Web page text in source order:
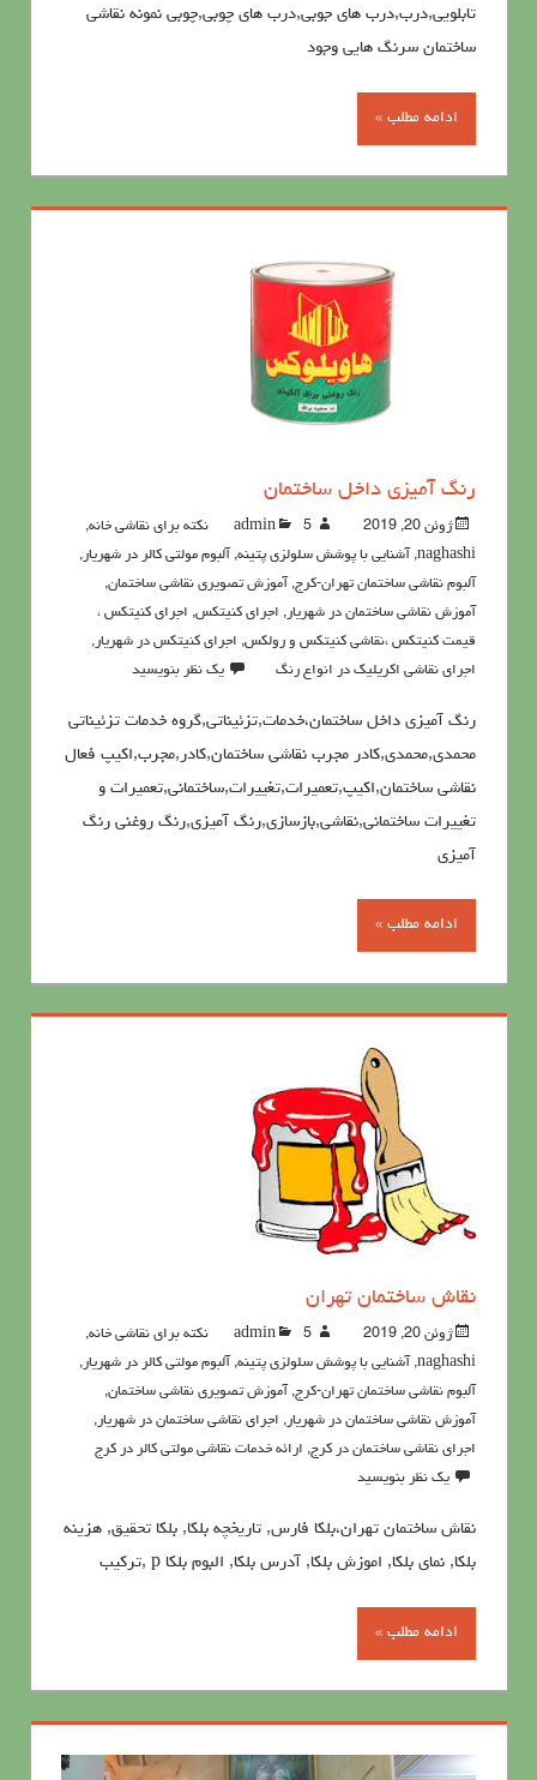
تابلویی,درب,درب های جوبی,درب های چوبی,چوبی نمونه نقاشی
ساختمان سرنگ هایی وجود
ادامه مطلب »
رنگ آمیزی داخل ساختمان
ژوئن 20, 2019 admin 5نکته برای نقاشی خانه
,
naghashi
, آشنايي با پوشش سلولزي پتينه, آلبوم مولتی کالر در شهریار,
آلبوم نقاشی ساختمان تهران-کرج, آموزش تصویری نقاشی ساختمان,
آموزش نقاشی ساختمان در شهریار, اجرای کنیتکس, اجرای کنیتکس ،
قیمت کنیتکس ،نقاشي كنيتكس و رولكس, اجرای کنیتکس در شهریار,
اجرای نقاشی اکریلیک در انواع رنگ
یک نظر بنویسید
رنگ آمیزی داخل ساختمان،خدمات,تزئیناتی,گروه خدمات تزئیناتی
محمدی,محمدی,کادر مجرب نقاشی ساختمان,کادر,مجرب,اکیپ فعال
نقاشی ساختمان,اکیپ,تعمیرات,تغییرات,ساختمانی,تعمیرات و
تغییرات ساختمانی,نقاشی,بازسازی,رنگ آمیزی,رنگ روغنی رنگ
آمیزی
ادامه مطلب »
نقاش ساختمان تهران
ژوئن 20, 2019 admin 5نکته برای نقاشی خانه
,
naghashi
, آشنايي با پوشش سلولزي پتينه, آلبوم مولتی کالر در شهریار,
آلبوم نقاشی ساختمان تهران-کرج, آموزش تصویری نقاشی ساختمان,
آموزش نقاشی ساختمان در شهریار, اجرای نقاشی ساختمان در شهریار,
اجرای نقاشی ساختمان در کرج, ارائه خدمات نقاشی مولتی کالر در کرج
یک نظر بنویسید
نقاش ساختمان تهران،بلکا فارس, تاریخچه بلکا, بلکا تحقیق, هزینه
بلکا, نمای بلکا, اموزش بلکا, آدرس بلکا, البوم بلکا p ,ترکیب
ادامه مطلب »